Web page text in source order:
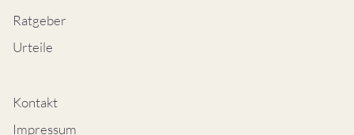
Ratgeber
Urteile
Kontakt
Impressum